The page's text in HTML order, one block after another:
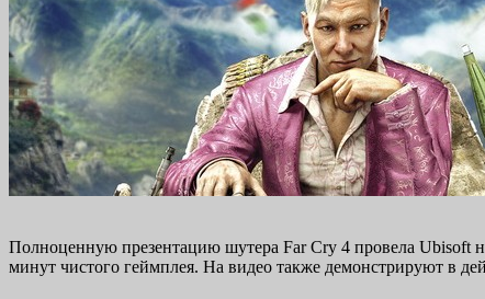
Полноценную презентацию шутера Far Cry 4 провела Ubisoft
минут чистого геймплея. На видео также демонстрируют в